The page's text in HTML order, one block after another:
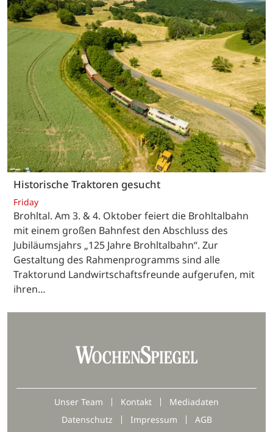
Historische Traktoren gesucht
Friday
Brohltal. Am 3. & 4. Oktober feiert die Brohltalbahn
mit einem großen Bahnfest den Abschluss des
Jubiläumsjahrs „125 Jahre Brohltalbahn“. Zur
Gestaltung des Rahmenprogramms sind alle
Traktorund Landwirtschaftsfreunde aufgerufen, mit
ihren…
Unser Team Kontakt
Mediadaten
Datenschutz
Impressum
AGB